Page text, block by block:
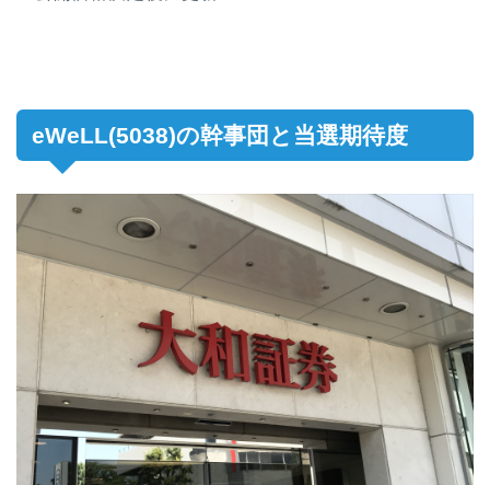
eWeLL(5038)の幹事団と当選期待度